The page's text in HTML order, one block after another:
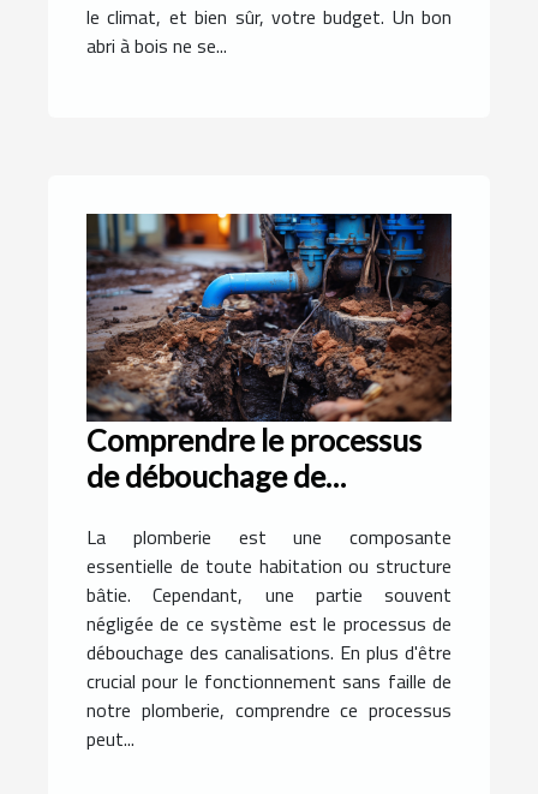
le climat, et bien sûr, votre budget. Un bon
abri à bois ne se...
Comprendre le processus
de débouchage de
La plomberie est une composante
essentielle de toute habitation ou structure
bâtie. Cependant, une partie souvent
négligée de ce système est le processus de
débouchage des canalisations. En plus d'être
crucial pour le fonctionnement sans faille de
notre plomberie, comprendre ce processus
peut...